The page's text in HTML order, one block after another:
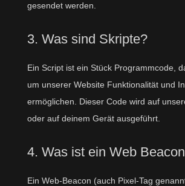
gesendet werden.
3. Was sind Skripte?
Ein Script ist ein Stück Programmcode,
um unserer Website Funktionalität und
ermöglichen. Dieser Code wird auf
oder auf deinem Gerät ausgeführt.
4. Was ist ein Web
Ein Web-Beacon (auch Pixel-Tag